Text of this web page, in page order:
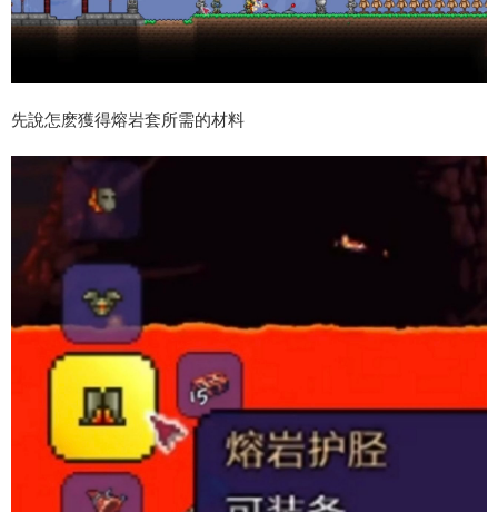
先說怎麽獲得熔岩套所需的材料